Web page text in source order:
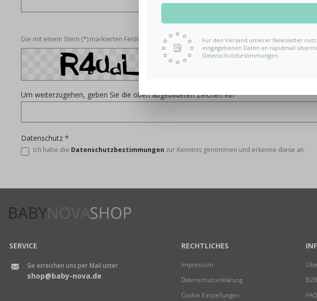
Die mit einem Stern (*) markierten Felder sind Pflichtfelder.
Um weiterzugehen, geben Sie die oben abgebildeten Zeichen ein*
Datenschutz *
Ich habe die Datenschutzbestimmungen zur Kenntnis genommen und erkenne diese an.
SERVICE
Sie erreichen uns per Mail unter
shop@baby-nova.de
RECHTLICHES
Impressum
Datenschutzerklärung
Cookie Einstellungen
B2B
Für den Versand unserer Newsletter
eingegebenen Daten an rapidmail
Datenschutzbestimmungen.